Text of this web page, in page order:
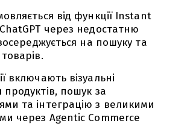
від функції Instant
через недостатню
зосереджується на пошуку та
включають візуальні
продуктів, пошук за
та інтеграцію з великими
через Agentic Commerce